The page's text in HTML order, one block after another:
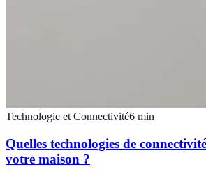
Technologie et Connectivité6 min
Quelles technologies de
votre maison ?